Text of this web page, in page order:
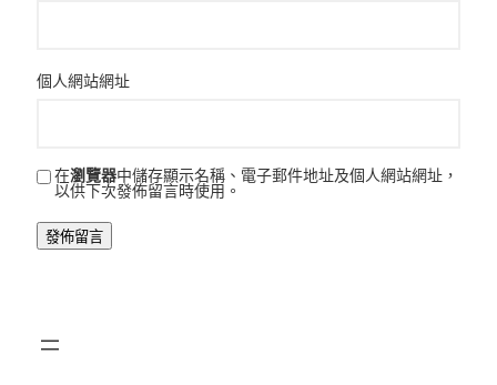
個人網站網址
在瀏覽器中儲存顯示名稱、電子郵件地址及個人網站網址，
以供下次發佈留言時使用。